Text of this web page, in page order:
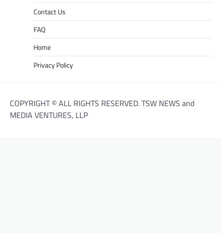
Contact Us
FAQ
Home
Privacy Policy
COPYRIGHT © ALL RIGHTS RESERVED. TSW NEWS and
MEDIA VENTURES, LLP